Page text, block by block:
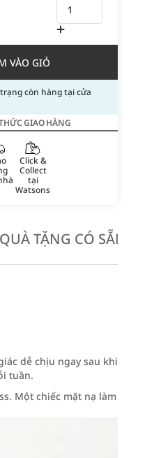
VÀO GIỎ
còn hàng tại cửa
GIAO HÀNG
Click &
Collect
tại
Watsons
TẶNG CÓ SẴN
dễ chịu ngay sau khi
tuần.
Một chiếc mặt nạ làm